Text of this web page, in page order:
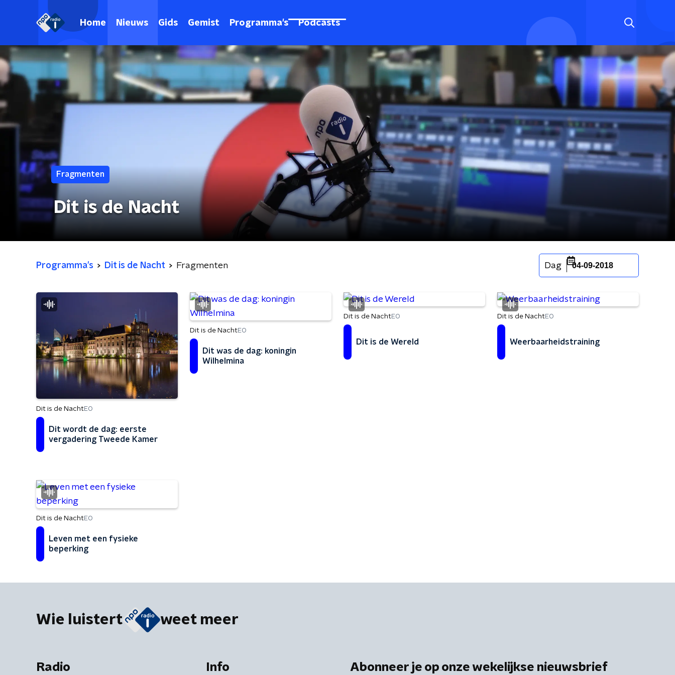
Home Nieuws Gids Gemist Programma's Podcasts
Fragmenten
Dit is de Nacht
Programma's Dit is de Nacht Fragmenten Dag 04-09-2018
Dit is de NachtEO
Dit wordt de dag: eerste
vergadering Tweede Kamer
Dit is de NachtEO
Dit was de dag: koningin
Wilhelmina
Dit is de NachtEO
Dit is de Wereld
Dit is de NachtEO
Weerbaarheidstraining
Dit is de NachtEO
Leven met een fysieke
beperking
Wie luistert weet meer
Radio Info Abonneer je op onze wekelijkse nieuwsbrief